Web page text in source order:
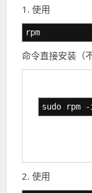
1. 使用
rpm
命令直接安装（
sudo rpm
2. 使用